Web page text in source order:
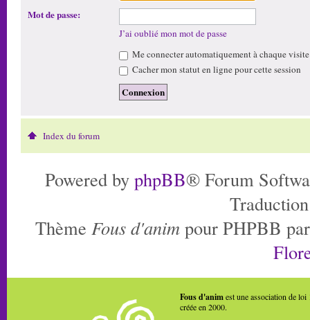
Mot de passe:
J’ai oublié mon mot de passe
Me connecter automatiquement à chaque visite
Cacher mon statut en ligne pour cette session
Index du forum
Powered by phpBB® Forum
Thème Fous d'anim pour PHPBB
Fous d'animest une association de loi
créée en 2000.